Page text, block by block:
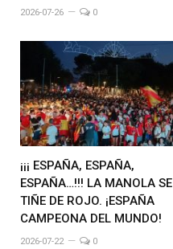
2026-07-26 0
¡¡¡ ESPAÑA, ESPAÑA,
ESPAÑA…!!! LA MANOLA SE
TIÑE DE ROJO. ¡ESPAÑA
CAMPEONA DEL MUNDO!
2026-07-22 0